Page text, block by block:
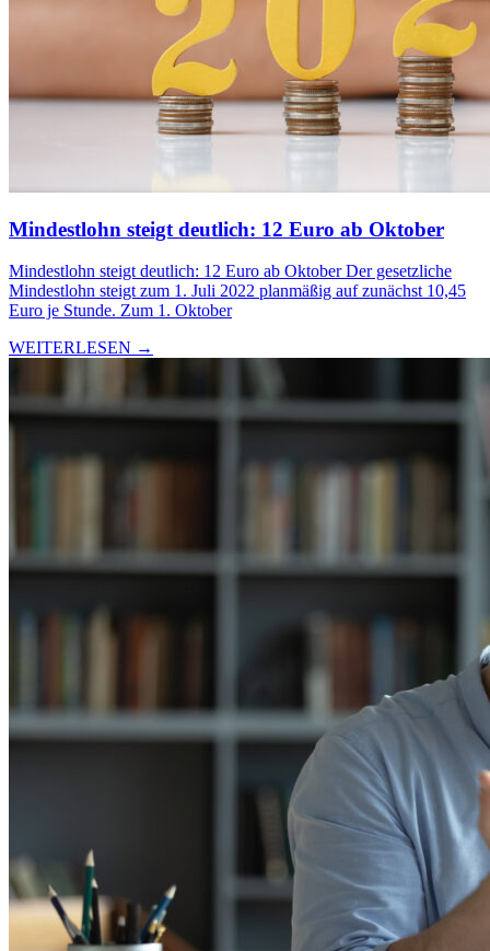
Mindestlohn steigt deutlich: 12 Euro ab Oktober
Mindestlohn steigt deutlich: 12 Euro ab Oktober Der gesetzliche
Mindestlohn steigt zum 1. Juli 2022 planmäßig auf zunächst 10,45
Euro je Stunde. Zum 1. Oktober
WEITERLESEN →